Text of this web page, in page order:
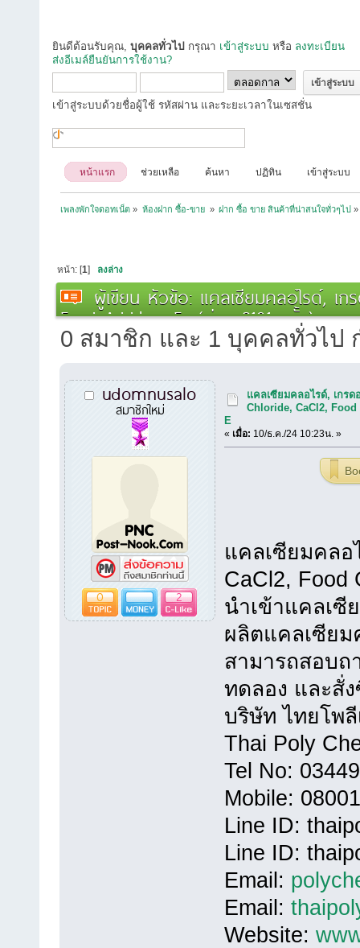
ยินดีต้อนรับคุณ, บุคคลทั่วไป กรุณา เข้าสู่ระบบ หรือ ลงทะเบียน
ส่งอีเมล์ยืนยันการใช้งาน?
เข้าสู่ระบบด้วยชื่อผู้ใช้ รหัสผ่าน และระยะเวลาในเซสชั่น
หน้าแรก ช่วยเหลือ ค้นหา ปฏิทิน เข้าสู่ระบบ
เพลงพักใจดอทเน็ต » ห้องฝาก ซื้อ-ขาย » ฝาก ซื้อ ขาย สินค้าที่น่าสนใจทั่วๆไป »
หน้า: [1] ลงล่าง
ผู้เขียน หัวข้อ: แคลเซียมคลอไรด์, เก
Food Additive E (อ่าน 2191 ครั้ง)
0 สมาชิก และ 1 บุคคลทั่วไป
udomnusalo
สมาชิกใหม่
0 2
แคลเซียมคลอไรด์, เกร
Chloride, CaCl2,
E
« เมื่อ: 10/ธ.ค./24 10:23น. »
แคลเซียมคลอ
CaCl2, Food
นำเข้าแคลเซี
ผลิตแคลเซียม
สามารถสอบ
ทดลอง และสั่
บริษัท ไทยโพ
Thai Poly
Tel No:
Mobile:
Line ID:
Line ID:
Email:
Email:
Website: